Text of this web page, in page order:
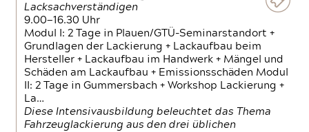
Lacksachverständigen
9.00—16.30 Uhr
Modul I: 2 Tage in Plauen/GTÜ-Seminarstandort +
Grundlagen der Lackierung + Lackaufbau beim
Hersteller + Lackaufbau im Handwerk + Mängel und
Schäden am Lackaufbau + Emissionsschäden Modul
II: 2 Tage in Gummersbach + Workshop Lackierung +
La…
Diese Intensivausbildung beleuchtet das Thema
Fahrzeuglackierung aus den drei üblichen